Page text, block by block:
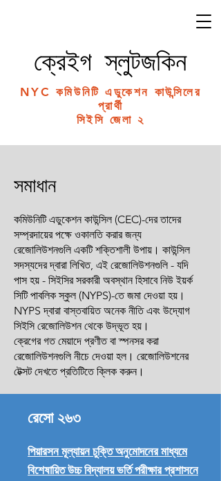
ক্রেইগ স্লুটজকিন
NYC কমিউনিটি এডুকেশন কাউন্সিলের
প্রার্থী
সিইসি জেলা ২
সমাধান
কমিউনিটি এডুকেশন কাউন্সিল (CEC)-দের তাদের
সম্প্রদায়ের পক্ষে ওকালতি করার জন্য
রেজোলিউশনগুলি একটি শক্তিশালী উপায়। কাউন্সিল
সদস্যদের দ্বারা লিখিত, এই রেজোলিউশনগুলি - যদি
পাস হয় - সিইসির সরকারী অবস্থান হিসাবে নিউ ইয়র্ক
সিটি পাবলিক স্কুল (NYPS)-তে জমা দেওয়া হয়।
NYPS দ্বারা বাস্তবায়িত অনেক নীতি এবং উদ্যোগ
সিইসি রেজোলিউশন থেকে উদ্ভূত হয়।
ক্রেগের গত মেয়াদে প্রণীত বা স্পনসর করা
রেজোলিউশনগুলি নীচে দেওয়া হল। রেজোলিউশনের
টেক্সট দেখতে প্রতিটিতে ক্লিক করুন।
রেসো ২৬৩
পিয়ারসন মূল্যায়ন চুক্তি অনুমোদনের মাধ্যমে
বিশেষায়িত উচ্চ বিদ্যালয় ভর্তি পরীক্ষার প্রশাসনে